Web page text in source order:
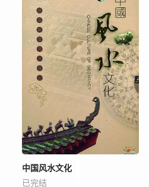
中国风水文化
已完结